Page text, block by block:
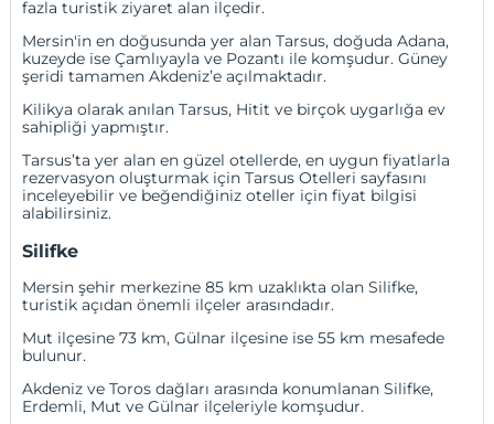
fazla turistik ziyaret alan ilçedir.
Mersin'in en doğusunda yer alan Tarsus, doğuda Adana,
kuzeyde ise Çamlıyayla ve Pozantı ile komşudur. Güney
şeridi tamamen Akdeniz’e açılmaktadır.
Kilikya olarak anılan Tarsus, Hitit ve birçok uygarlığa ev
sahipliği yapmıştır.
Tarsus’ta yer alan en güzel otellerde, en uygun fiyatlarla
rezervasyon oluşturmak içinTarsus Otelleri sayfasını
inceleyebilir ve beğendiğiniz oteller için fiyat bilgisi
alabilirsiniz.
Silifke
Mersin şehir merkezine 85 km uzaklıkta olan Silifke,
turistik açıdan önemli ilçeler arasındadır.
Mut ilçesine 73 km, Gülnar ilçesine ise 55 km mesafede
bulunur.
Akdeniz ve Toros dağları arasında konumlanan Silifke,
Erdemli, Mut ve Gülnar ilçeleriyle komşudur.